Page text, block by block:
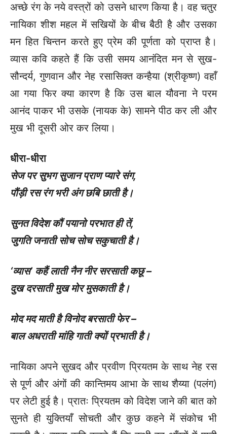
अच्छे रंग के नये वस्त्रों को उसने धारण किया है। वह चतुर
नायिका शीश महल में सखियों के बीच बैठी है और उसका
मन हित चिन्तन करते हुए प्रेम की पूर्णता को प्राप्त है।
व्यास कवि कहते हैं कि उसी समय आनंदित मन से सुख-
सौन्दर्य, गुणवान और नेह रसासिक्त कन्हैया (श्रीकृष्ण) वहाँ
आ गया फिर क्या कारण है कि उस बाल यौवना ने परम
आनंद पाकर भी उसके (नायक के) सामने पीठ कर ली और
मुख भी दूसरी ओर कर लिया।
धीरा-धीरा
सेज पर सुभग सुजान प्राण प्यारे संग,
पौंड़ी रस रंग भरी अंग छबि छाती है।
सुनत विदेश कौं पयानो परभात ही तें,
जुगति जनाती सोच सोच सकुचाती है।
‘व्यास’ कहैं लाती नैन नीर सरसाती कछू –
दुख दरसाती मुख मोर मुसकाती है।
मोद मद माती है विनोद बरसाती फेर –
बाल अधराती मांहि गाती क्यों प्रभाती है।
नायिका अपने सुखद और प्रवीण प्रियतम के साथ नेह रस
से पूर्ण और अंगों की कान्तिमय आभा के साथ शैय्या (पलंग)
पर लेटी हुई है। प्रातः प्रियतम को विदेश जाने की बात को
सुनते ही युक्तियाँ सोचती और कुछ कहने में संकोच भी